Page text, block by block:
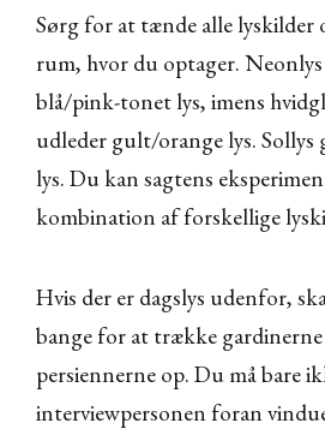
Sørg for at tænde alle lyskilder
rum, hvor du optager.
blå/pink-tonet lys, imens
udleder gult/orange lys. Sollys
lys. Du kan sagtens
kombination af forskellige
Hvis der er dagslys udenfor,
bange for at trække
persiennerne op. Du må bare
interviewpersonen foran